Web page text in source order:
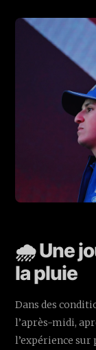
🌧️ Une
la pluie
Dans des
l’après-midi,
l’expérience